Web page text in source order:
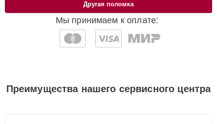
Мы принимаем к оплате:
Другая поломка
Преимущества нашего сервисного центра